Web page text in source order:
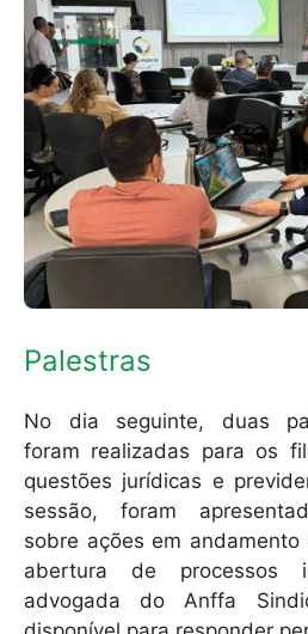
Palestras
No dia seguinte, duas
foram realizadas para os
questões jurídicas e
sessão, foram
sobre ações em
abertura de processos
advogada do Anffa